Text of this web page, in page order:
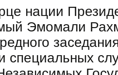
нации
Эмомали
специальных